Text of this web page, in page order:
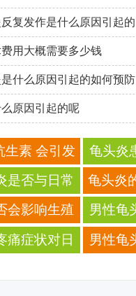
复发作是什么原因引起的
用大概需要多少钱
什么原因引起的如何预防
原因引起的呢
生素 会引发
炎吗
龟头炎
择
是否与日常
切相关
龟头炎
为
会影响生殖
康？
男性龟
后如何
痛症状对日
男性龟